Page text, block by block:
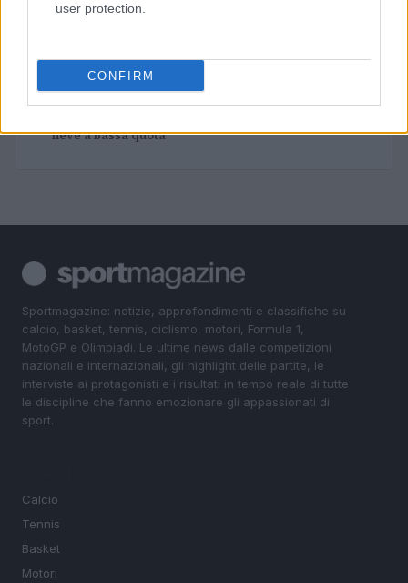
user protection.
CONFIRM
Scoperte carcasse di moto e motori in container
4
Il Córdoba ha ottenuto il II Trofeo Puertas dopo aver
sconfitto il Rayo ai rigori.
neve a bassa quota
Sportmagazine: notizie, approfondimenti e classifiche su
calcio, basket, tennis, ciclismo, motori, Formula 1,
MotoGP e Olimpiadi. Le ultime news dalle competizioni
nazionali e internazionali, gli highlight delle partite, le
interviste ai protagonisti e i risultati in tempo reale di tutte
le discipline che fanno emozionare gli appassionati di
sport.
Calcio
Tennis
Basket
Motori